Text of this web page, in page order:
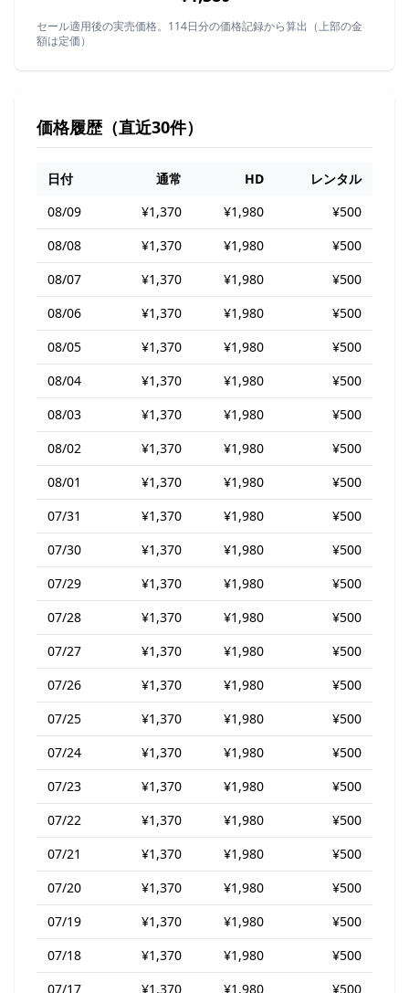
セール適用後の実売価格。114日分の価格記録から算出（上部の金
額は定価）
価格履歴（直近30件）
日付 通常 HD
レンタル
08/09
¥1,370 ¥1,980
¥500
08/08
¥1,370 ¥1,980
¥500
08/07
¥1,370 ¥1,980
¥500
08/06
¥1,370 ¥1,980
¥500
08/05
¥1,370 ¥1,980
¥500
08/04
¥1,370 ¥1,980
¥500
08/03
¥1,370 ¥1,980
¥500
08/02
¥1,370 ¥1,980
¥500
08/01
¥1,370 ¥1,980
¥500
07/31
¥1,370 ¥1,980
¥500
07/30
¥1,370 ¥1,980
¥500
07/29
¥1,370 ¥1,980
¥500
07/28
¥1,370 ¥1,980
¥500
07/27
¥1,370 ¥1,980
¥500
07/26
¥1,370 ¥1,980
¥500
07/25
¥1,370 ¥1,980
¥500
07/24
¥1,370 ¥1,980
¥500
07/23
¥1,370 ¥1,980
¥500
07/22
¥1,370 ¥1,980
¥500
07/21
¥1,370 ¥1,980
¥500
07/20
¥1,370 ¥1,980
¥500
07/19
¥1,370 ¥1,980
¥500
07/18
¥1,370 ¥1,980
¥500
07/17
¥1,370 ¥1,980
¥500